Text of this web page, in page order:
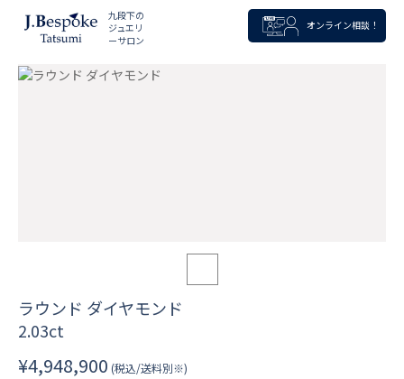
九段下の
ジュエリ
ーサロン
オンライン相談！
ラウンド ダイヤモンド
2.03ct
¥4,948,900 (税込/送料別※)